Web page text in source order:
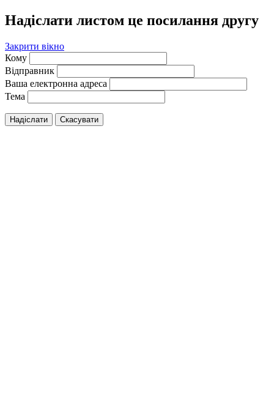
Надіслати листом це посилання другу
Закрити вікно
Кому
Відправник
Ваша електронна адреса
Тема
Надіслати Скасувати